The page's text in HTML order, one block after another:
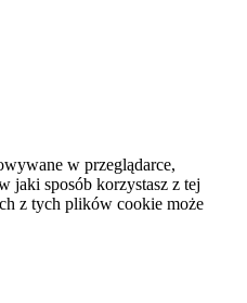
w przeglądarce,
jaki sposób korzystasz z tej
z tych plików cookie może